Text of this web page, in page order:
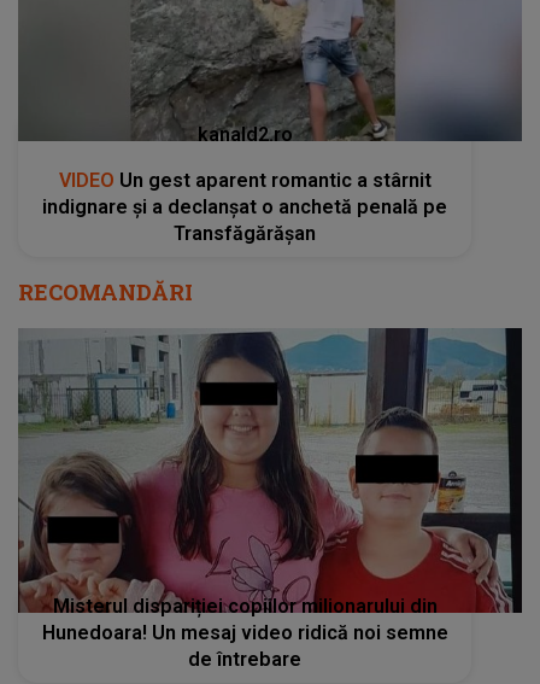
kanald2.ro
VIDEO Un gest aparent romantic a stârnit
indignare și a declanșat o anchetă penală pe
Transfăgărășan
RECOMANDĂRI
Misterul dispariției copiilor milionarului din
Hunedoara! Un mesaj video ridică noi semne
de întrebare